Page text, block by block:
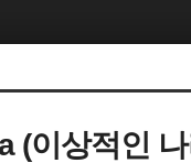
(이상적인